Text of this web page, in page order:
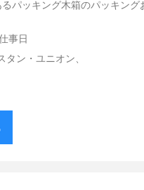
パッキング木箱のパッキング
事日
ン・ユニオン、